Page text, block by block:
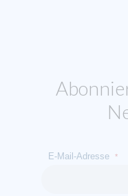
E-Mail-Adresse *